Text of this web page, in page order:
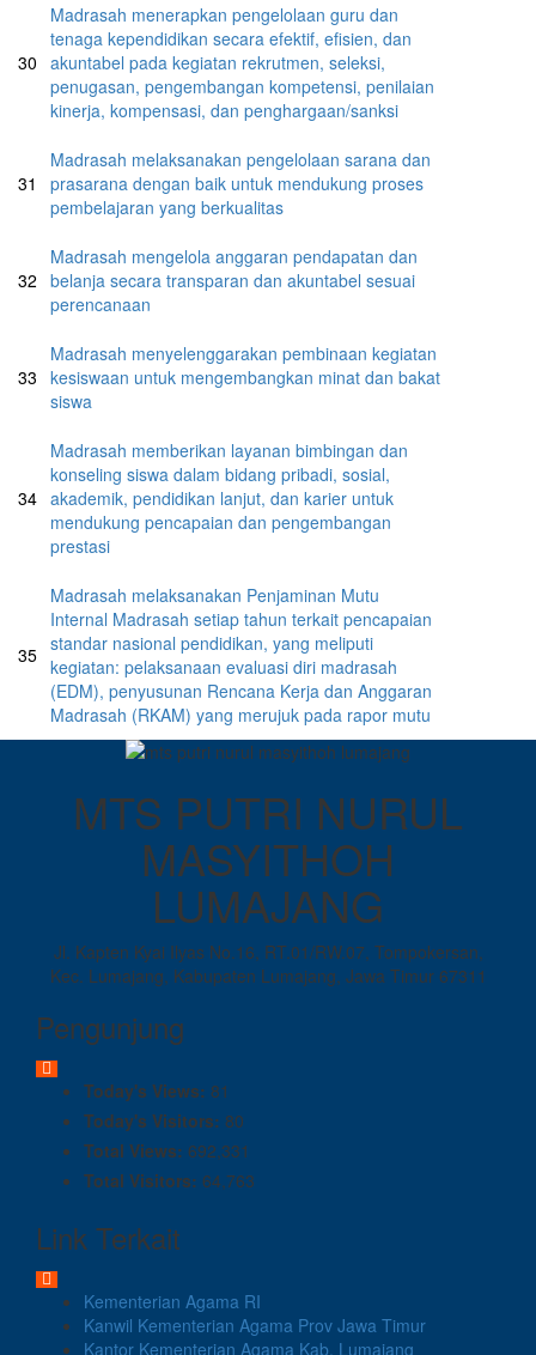
30
Madrasah menerapkan pengelolaan guru dan
tenaga kependidikan secara efektif, efisien, dan
akuntabel pada kegiatan rekrutmen, seleksi,
penugasan, pengembangan kompetensi, penilaian
kinerja, kompensasi, dan penghargaan/sanksi
31
Madrasah melaksanakan pengelolaan sarana dan
prasarana dengan baik untuk mendukung proses
pembelajaran yang berkualitas
32
Madrasah mengelola anggaran pendapatan dan
belanja secara transparan dan akuntabel sesuai
perencanaan
33
Madrasah menyelenggarakan pembinaan kegiatan
kesiswaan untuk mengembangkan minat dan bakat
siswa
34
Madrasah memberikan layanan bimbingan dan
konseling siswa dalam bidang pribadi, sosial,
akademik, pendidikan lanjut, dan karier untuk
mendukung pencapaian dan pengembangan
prestasi
35
Madrasah melaksanakan Penjaminan Mutu
Internal Madrasah setiap tahun terkait pencapaian
standar nasional pendidikan, yang meliputi
kegiatan: pelaksanaan evaluasi diri madrasah
(EDM), penyusunan Rencana Kerja dan Anggaran
Madrasah (RKAM) yang merujuk pada rapor mutu
MTS PUTRI NURUL
MASYITHOH
LUMAJANG
Jl. Kapten Kyai Ilyas No.16, RT.01/RW.07, Tompokersan,
Kec. Lumajang, Kabupaten Lumajang, Jawa Timur 67311
Pengunjung
Today's Views: 81
Today's Visitors: 80
Total Views: 692,331
Total Visitors: 64,763
Link Terkait
Kementerian Agama RI
Kanwil Kementerian Agama Prov Jawa Timur
Kantor Kementerian Agama Kab. Lumajang